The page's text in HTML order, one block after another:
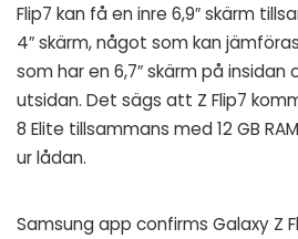
Flip7 kan få en inre 6,9″ skärm
4″ skärm, något som kan
som har en 6,7″ skärm på insidan
utsidan. Det sägs att Z Flip7
8 Elite tillsammans med 12 GB
ur lådan.
Samsung app confirms Galaxy Z